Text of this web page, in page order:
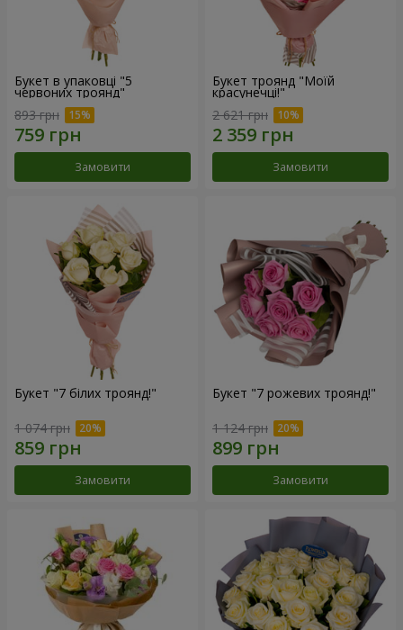
Букет в упаковці "5
червоних троянд"
893 грн
Замовити
Букет троянд "Моїй
красунечці!"
2 621 грн
Замовити
Букет "7 білих троянд!"
1 074 грн
Замовити
Букет "7 рожевих троянд!"
1 124 грн
Замовити